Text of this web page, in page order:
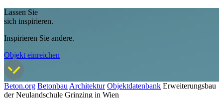
Lassen Sie
sich inspirieren.
Inspirieren Sie andere.
Objekt einreichen
Beton.org Betonbau Architektur Objektdatenbank Erweiterungsbau
der Neulandschule Grinzing in Wien